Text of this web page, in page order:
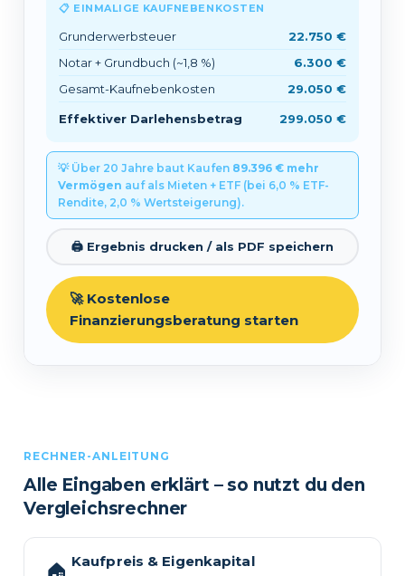
📋 EINMALIGE KAUFNEBENKOSTEN
Grunderwerbsteuer
22.750 €
Notar + Grundbuch (~1,8 %)
6.300 €
Gesamt-Kaufnebenkosten
29.050 €
Effektiver Darlehensbetrag 299.050 €
💡 Über 20 Jahre baut Kaufen 89.396 € mehr
Vermögen auf als Mieten + ETF (bei 6,0 % ETF-
Rendite, 2,0 % Wertsteigerung).
🖨️ Ergebnis drucken / als PDF speichern
🚀 Kostenlose
Finanzierungsberatung starten
RECHNER-ANLEITUNG
Alle Eingaben erklärt – so nutzt du den
Vergleichsrechner
Kaufpreis & Eigenkapital